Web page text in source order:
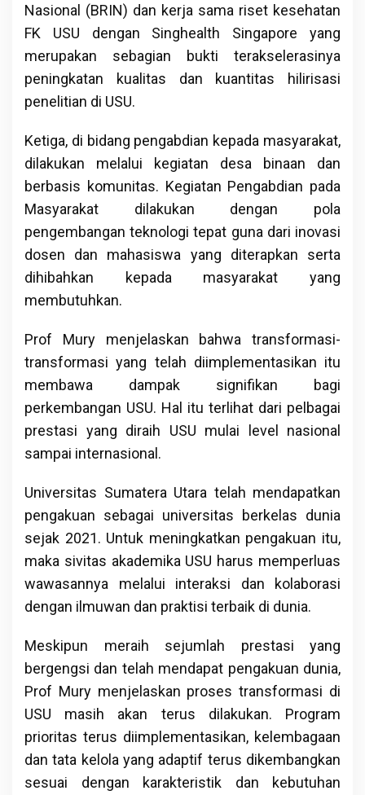
Nasional (BRIN) dan kerja sama riset kesehatan
FK USU dengan Singhealth Singapore yang
merupakan sebagian bukti terakselerasinya
peningkatan kualitas dan kuantitas hilirisasi
penelitian di USU.
Ketiga, di bidang pengabdian kepada masyarakat,
dilakukan melalui kegiatan desa binaan dan
berbasis komunitas. Kegiatan Pengabdian pada
Masyarakat dilakukan dengan pola
pengembangan teknologi tepat guna dari inovasi
dosen dan mahasiswa yang diterapkan serta
dihibahkan kepada masyarakat yang
membutuhkan.
Prof Mury menjelaskan bahwa transformasi-
transformasi yang telah diimplementasikan itu
membawa dampak signifikan bagi
perkembangan USU. Hal itu terlihat dari pelbagai
prestasi yang diraih USU mulai level nasional
sampai internasional.
Universitas Sumatera Utara telah mendapatkan
pengakuan sebagai universitas berkelas dunia
sejak 2021. Untuk meningkatkan pengakuan itu,
maka sivitas akademika USU harus memperluas
wawasannya melalui interaksi dan kolaborasi
dengan ilmuwan dan praktisi terbaik di dunia.
Meskipun meraih sejumlah prestasi yang
bergengsi dan telah mendapat pengakuan dunia,
Prof Mury menjelaskan proses transformasi di
USU masih akan terus dilakukan. Program
prioritas terus diimplementasikan, kelembagaan
dan tata kelola yang adaptif terus dikembangkan
sesuai dengan karakteristik dan kebutuhan